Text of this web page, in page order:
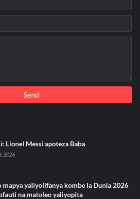
Lionel Messi apoteza Baba
2026
mapya yaliyolifanya kombe la Dunia 2026
na matoleo yaliyopita